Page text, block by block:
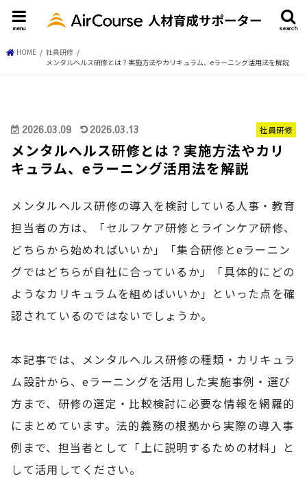
search
menu
HOME
社員研修
メンタルヘルス研修とは？実施方法やカリキュラム、eラーニング活用法を解説
社員研修
2026.03.09 2026.03.13
メンタルヘルス研修とは？実施方法やカリ
キュラム、eラーニング活用法を解説
メンタルヘルス研修の導入を検討している人事・教育
担当者の方は、「セルフケア研修とラインケア研修、
どちらから始めればいいか」「集合研修とeラーニン
グではどちらが自社に合っているか」「具体的にどの
ようなカリキュラムを組めばいいか」といった点を確
認されているのではないでしょうか。
本記事では、メンタルヘルス研修の種類・カリキュラ
ム設計から、eラーニングを活用した実施事例・選び
方まで、研修の選定・比較検討に必要な情報を網羅的
にまとめています。法的義務の根拠から実際の導入事
例まで、担当者として「上に説明するための材料」と
して活用してください。